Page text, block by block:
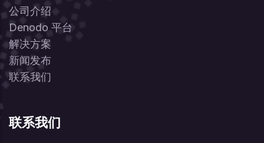
公司介绍
Denodo 平台
解决方案
新闻发布
联系我们
联系我们